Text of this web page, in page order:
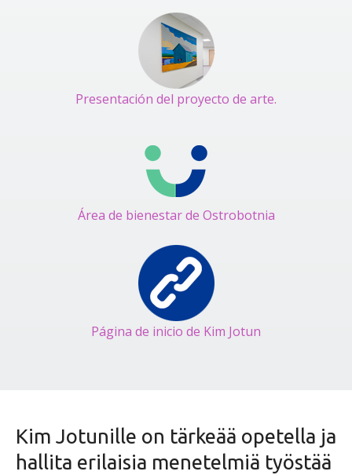
Presentación del proyecto de arte.
Área de bienestar de Ostrobotnia
Página de inicio de Kim Jotun
Kim Jotunille on tärkeää opetella ja
hallita erilaisia menetelmiä työstää